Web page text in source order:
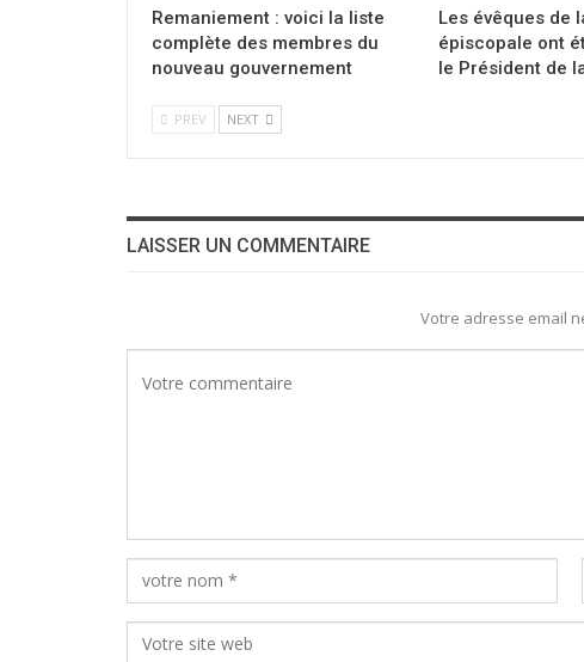
Remaniement : voici la liste
complète des membres du
nouveau gouvernement
Les évêques de
épiscopale ont
le Président de
PREV NEXT
LAISSER UN COMMENTAIRE
Votre adresse email